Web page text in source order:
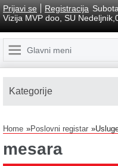
Prijavi se Registracija
Vizija MVP doo, SU
Home Poslovni registar
mesara
Kаtegorije